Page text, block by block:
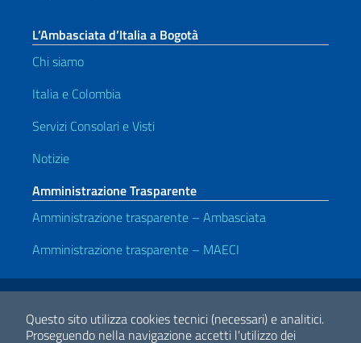
Questo sito utilizza cookies tecnici (necessari) e analitici.
Proseguendo nella navigazione accetti l'utilizzo dei
L’Ambasciata d’Italia a Bogotà
Chi siamo
Italia e Colombia
Servizi Consolari e Visti
Notizie
Amministrazione Trasparente
Amministrazione trasparente – Ambasciata
Amministrazione trasparente – MAECI
Link Utili